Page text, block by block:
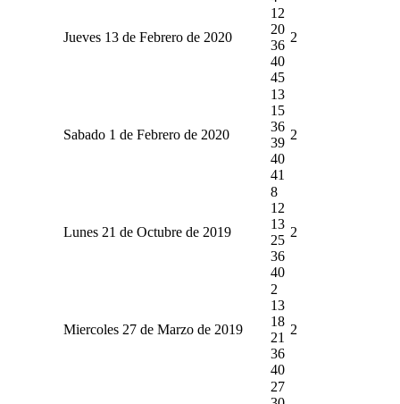
Jueves 13 de Febrero de 2020
12
20
36
40
45
2
Sabado 1 de Febrero de 2020
13
15
36
39
40
41
2
Lunes 21 de Octubre de 2019
8
12
13
25
36
40
2
Miercoles 27 de Marzo de 2019
2
13
18
21
36
40
2
27